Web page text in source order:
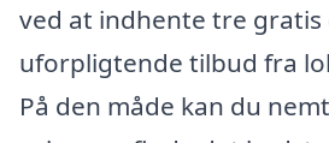
ved at indhente tre gratis
uforpligtende tilbud fra
På den måde kan du